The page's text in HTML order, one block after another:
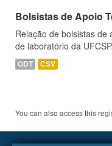
Bolsistas de Apoio
Relação de bolsistas de
de laboratório da
ODT CSV
You can also access this